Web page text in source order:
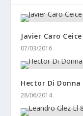
Javier Caro
07/03/2016
Hector Di Donna
28/06/2014